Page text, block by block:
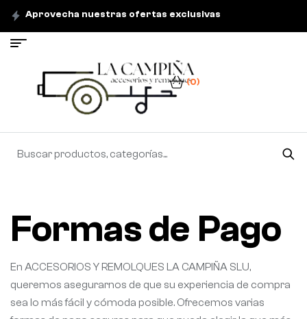
Aprovecha nuestras ofertas exclusivas
(0)
Formas de Pago
En ACCESORIOS Y REMOLQUES LA CAMPIÑA SLU,
queremos asegurarnos de que su experiencia de compra
sea lo más fácil y cómoda posible. Ofrecemos varias